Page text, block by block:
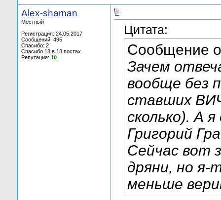
Alex-shaman
Местный
Регистрация: 24.05.2017
Сообщений: 495
Спасибо: 2
Спасибо 18 в 18 постах
Репутация: 10
Цитата:
Сообщение
Зачем
вообще без
ставших
сколько). А
Григорий
Сейчас вот
дряни, но я-
меньше